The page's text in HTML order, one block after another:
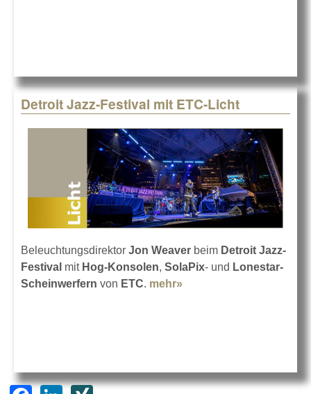
Detroit Jazz-Festival mit ETC-Licht
Beleuchtungsdirektor Jon Weaver beim Detroit Jazz-
Festival mit Hog-Konsolen, SolaPix- und Lonestar-
Scheinwerfern von ETC. mehr»